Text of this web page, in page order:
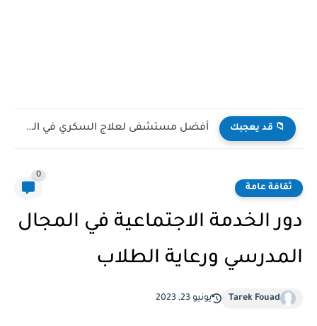
📁 قد يعجبك أفضل مستشفى لعلاج السكري في العالم
ثقافة عامة
0
دور الخدمة الاجتماعية في المجال
المدرسي ورعاية الطلاب
Tarek Fouad يونيو 23, 2023